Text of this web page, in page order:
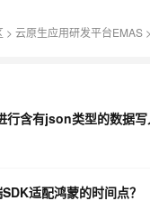
> 云原生应用研发平台EMAS >
含有json类型的数据写
适配鸿蒙的时间点？